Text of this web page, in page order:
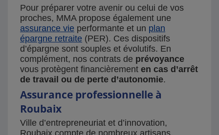
Pour préparer votre avenir ou celui de vos
proches, MMA propose également une
assurance vie performante et un plan
épargne retraite (PER). Ces dispositifs
d’épargne sont souples et évolutifs. En
complément, nos contrats de prévoyance
vous protègent financièrement en cas d’arrêt
de travail ou de perte d’autonomie.
Assurance professionnelle à
Roubaix
Ville d’entrepreneuriat et d’innovation,